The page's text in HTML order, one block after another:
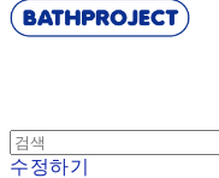
수정하기